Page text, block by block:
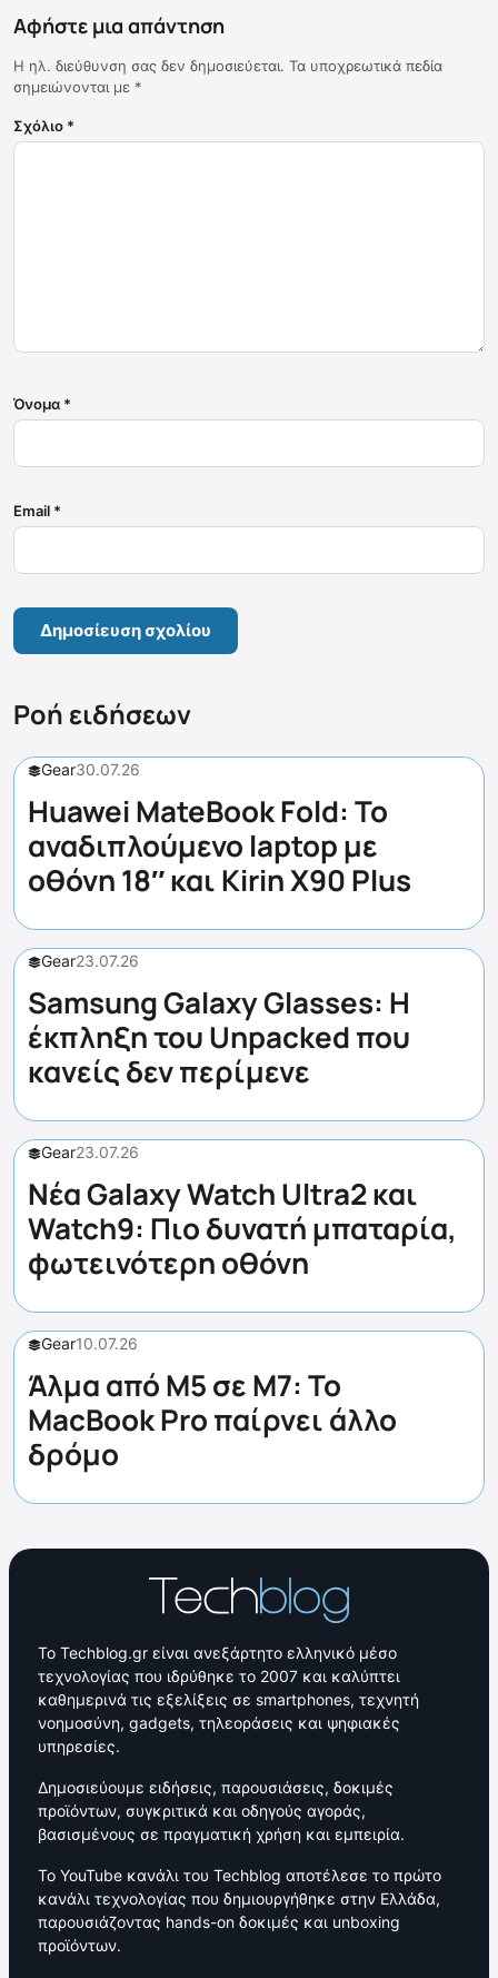
Αφήστε μια απάντηση
Η ηλ. διεύθυνση σας δεν δημοσιεύεται. Τα υποχρεωτικά πεδία
σημειώνονται με *
Σχόλιο *
Όνομα *
Email *
Ροή ειδήσεων
Gear30.07.26
Huawei MateBook Fold: Το
αναδιπλούμενο laptop με
οθόνη 18″ και Kirin X90 Plus
Gear23.07.26
Samsung Galaxy Glasses: Η
έκπληξη του Unpacked που
κανείς δεν περίμενε
Gear23.07.26
Νέα Galaxy Watch Ultra2 και
Watch9: Πιο δυνατή μπαταρία,
φωτεινότερη οθόνη
Gear10.07.26
Άλμα από M5 σε M7: Το
MacBook Pro παίρνει άλλο
δρόμο
Το Techblog.gr είναι ανεξάρτητο ελληνικό μέσο
τεχνολογίας που ιδρύθηκε το 2007 και καλύπτει
καθημερινά τις εξελίξεις σε smartphones, τεχνητή
νοημοσύνη, gadgets, τηλεοράσεις και ψηφιακές
υπηρεσίες.
Δημοσιεύουμε ειδήσεις, παρουσιάσεις, δοκιμές
προϊόντων, συγκριτικά και οδηγούς αγοράς,
βασισμένους σε πραγματική χρήση και εμπειρία.
Το YouTube κανάλι του Techblog αποτέλεσε το πρώτο
κανάλι τεχνολογίας που δημιουργήθηκε στην Ελλάδα,
παρουσιάζοντας hands-on δοκιμές και unboxing
προϊόντων.